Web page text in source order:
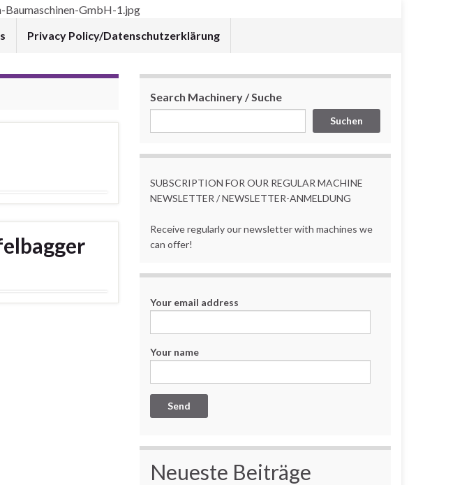
Privacy Policy/Datenschutzerklärung
Search Machinery / Suche
Suchen
SUBSCRIPTION FOR OUR REGULAR MACHINE
NEWSLETTER / NEWSLETTER-ANMELDUNG
Receive regularly our newsletter with machines we
can offer!
Your email address
Your name
Neueste Beiträge